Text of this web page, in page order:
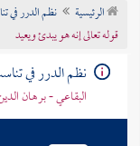
تراجم الأعلام
الرئيسية نظم الدرر في
قوله تعالى إنه هو يبدئ ويعيد
نظم الدرر في
البقاعي - برهان